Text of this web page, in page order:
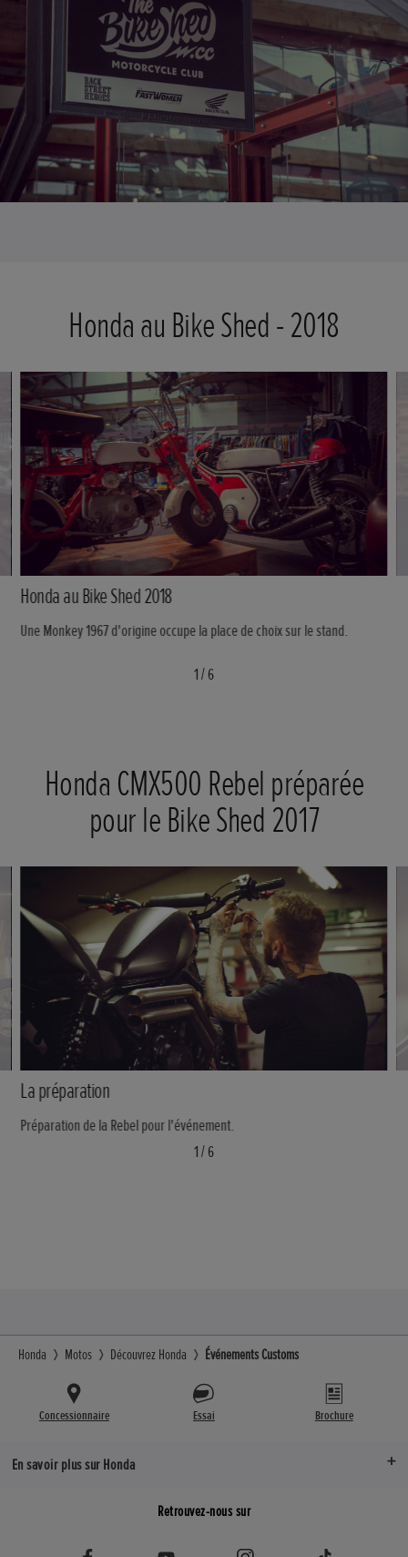
Honda au Bike Shed - 2018
Honda au Bike Shed 2018
Une Monkey 1967 d'origine occupe la place de choix sur le stand.
1/6
Honda CMX500 Rebel préparée
pour le Bike Shed 2017
La préparation
Préparation de la Rebel pour l'événement.
1/6
Honda Motos Découvrez Honda Événements Customs
Concessionnaire Essai Brochure
En savoir plus sur Honda
Retrouvez-nous sur